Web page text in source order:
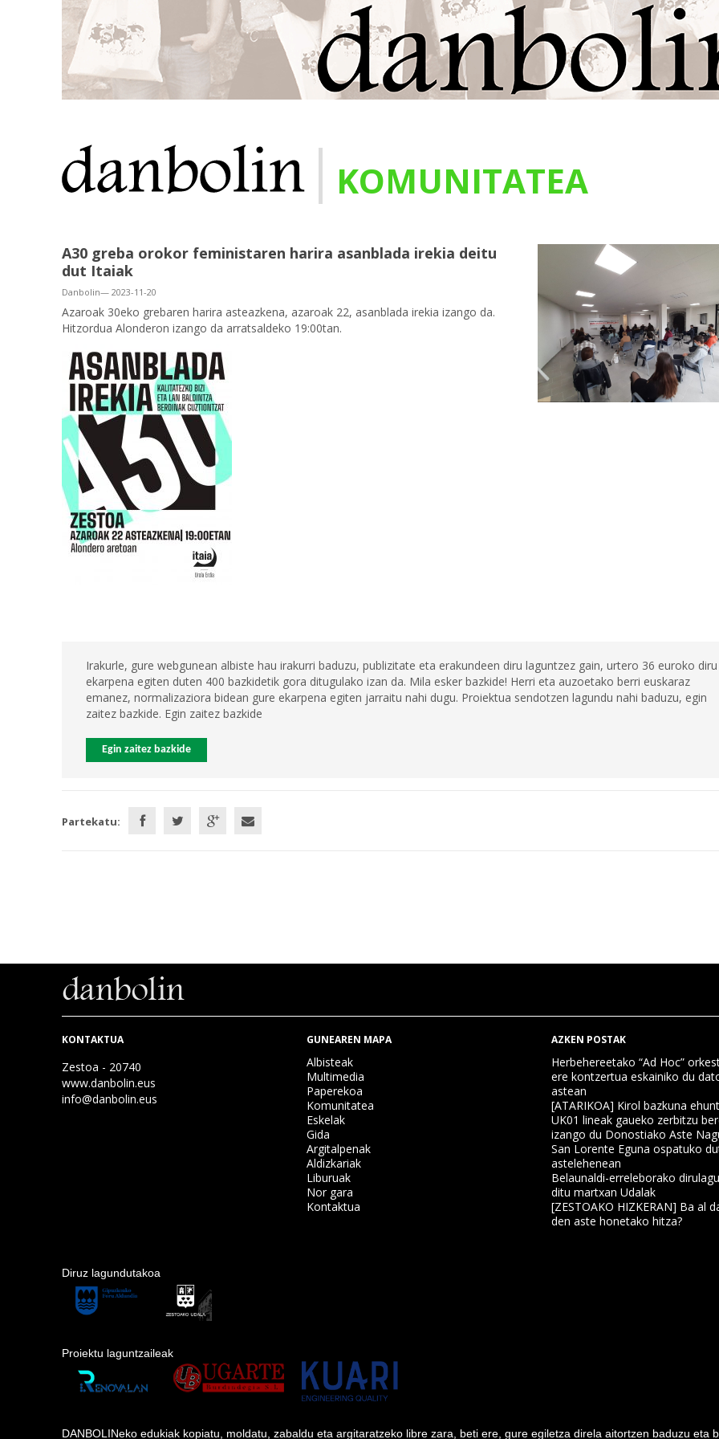
KOMUNITATEA
|
A30 greba orokor feministaren harira asanblada irekia deitu
dut Itaiak
Danbolin— 2023-11-20
Azaroak 30eko grebaren harira asteazkena, azaroak 22, asanblada irekia izango da.
Hitzordua Alonderon izango da arratsaldeko 19:00tan.
Irakurle, gure webgunean albiste hau irakurri baduzu, publizitate eta erakundeen diru laguntzez gain, urtero 36 euroko diru
ekarpena egiten duten 400 bazkidetik gora ditugulako izan da. Mila esker bazkide! Herri eta auzoetako berri euskaraz
emanez, normalizaziora bidean gure ekarpena egiten jarraitu nahi dugu. Proiektua sendotzen lagundu nahi baduzu, egin
zaitez bazkide. Egin zaitez bazkide
Egin zaitez bazkide
Partekatu:
KONTAKTUA
Zestoa - 20740
www.danbolin.eus
info@danbolin.eus
GUNEAREN MAPA
Albisteak
Multimedia
Paperekoa
Komunitatea
Eskelak
Gida
Argitalpenak
Aldizkariak
Liburuak
Nor gara
Kontaktua
AZKEN POSTAK
Herbehereetako “Ad Hoc”
ere kontzertua eskainiko du
astean
[ATARIKOA] Kirol bazkuna
UK01 lineak gaueko zerbitzu
izango du Donostiako Aste
San Lorente Eguna ospatuko
astelehenean
Belaunaldi-erreleborako
ditu martxan Udalak
[ZESTOAKO HIZKERAN] Ba al
den aste honetako hitza?
Diruz lagundutakoa
Proiektu laguntzaileak
DANBOLINeko edukiak kopiatu, moldatu, zabaldu eta argitaratzeko libre zara, beti ere, gure egiletza direla aitortzen baduzu eta